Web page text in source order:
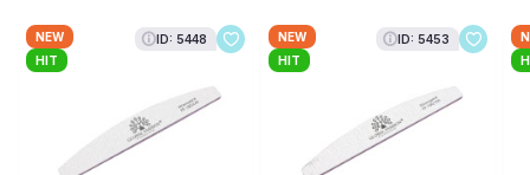
NEW
HIT
ID: 5448
NEW
HIT
ID: 5453